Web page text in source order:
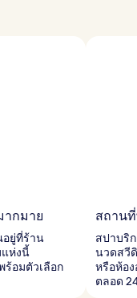
ากมาย
อยู่ที่ร้าน
แห่งนี้
ร้อมตัวเลือก
สถาน
สปาบริ
นวดสวี
หรือห้อ
ตลอด